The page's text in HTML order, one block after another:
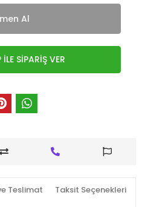
Al
SİPARİŞ VER
Teslimat Taksit Seçenekleri